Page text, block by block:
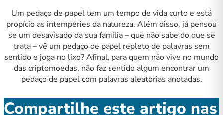
Um pedaço de papel tem um tempo de vida curto e está
propício as intempéries da natureza. Além disso, já pensou
se um desavisado da sua família – que não sabe do que se
trata – vê um pedaço de papel repleto de palavras sem
sentido e joga no lixo? Afinal, para quem não vive no mundo
das criptomoedas, não faz sentido algum encontrar um
pedaço de papel com palavras aleatórias anotadas.
Compartilhe este artigo nas